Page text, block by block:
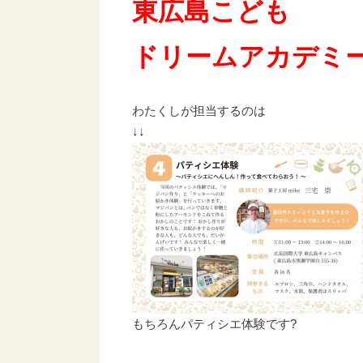
東広島こども
ドリームアカデミ
わたくしが担当するのは
↓↓
もちろんパティシエ体験です?